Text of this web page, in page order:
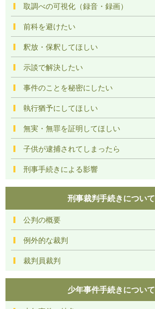
取調べの可視化（録音・録画）
前科を避けたい
釈放・保釈してほしい
示談で解決したい
事件のことを秘密にしたい
執行猶予にしてほしい
無実・無罪を証明してほしい
子供が逮捕されてしまったら
刑事手続きによる影響
刑事裁判手続きについて
公判の概要
例外的な裁判
裁判員裁判
少年事件手続きについて